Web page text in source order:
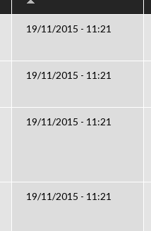
19/11/2015 - 11:21
19/11/2015 - 11:21
19/11/2015 - 11:21
19/11/2015 - 11:21